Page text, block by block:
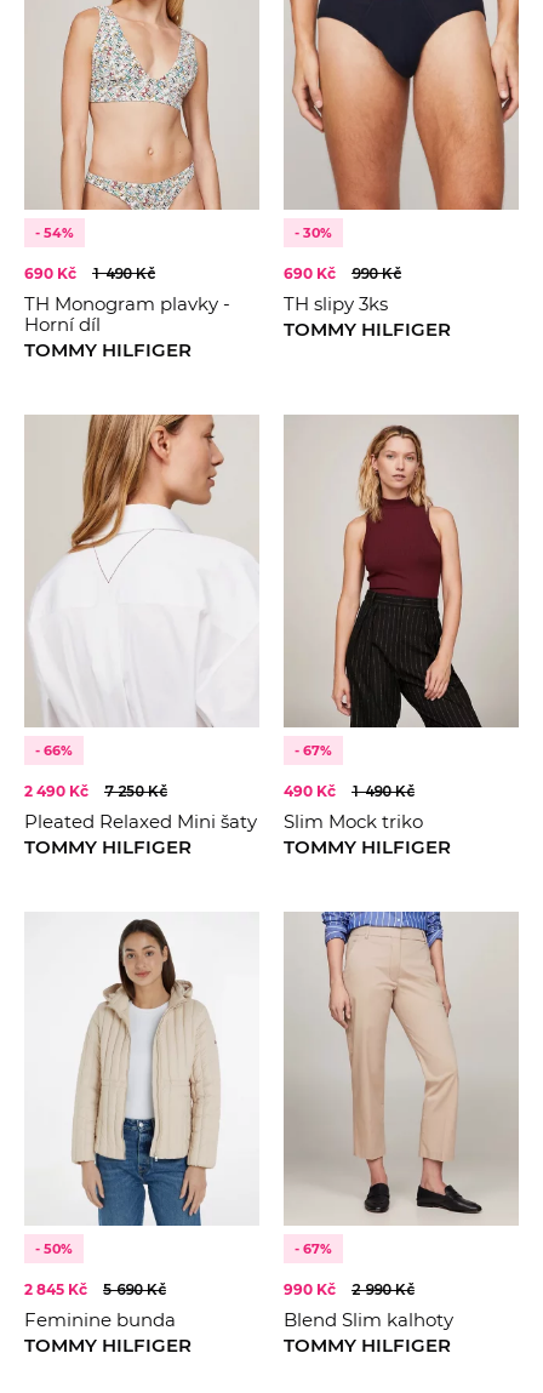
- 54%
690 Kč 1 490 Kč
TH Monogram plavky -
Horní díl
TOMMY HILFIGER
- 30%
690 Kč 990 Kč
TH slipy 3ks
TOMMY HILFIGER
- 66%
2 490 Kč 7 250 Kč
Pleated Relaxed Mini šaty
TOMMY HILFIGER
- 67%
490 Kč 1 490 Kč
Slim Mock triko
TOMMY HILFIGER
- 50%
2 845 Kč 5 690 Kč
Feminine bunda
TOMMY HILFIGER
- 67%
990 Kč 2 990 Kč
Blend Slim kalhoty
TOMMY HILFIGER